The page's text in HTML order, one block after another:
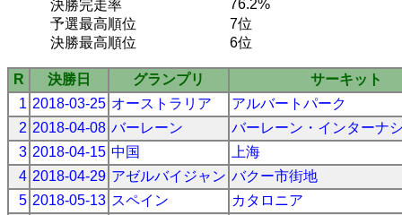
決勝完走率
76.2%
予選最高順位
7位
決勝最高順位
6位
R 決勝日 グランプリ
サーキット
1 2018-03-25 オーストラリア
アルバートパーク
2 2018-04-08 バーレーン
バーレーン・インターナ
3 2018-04-15 中国
上海
4 2018-04-29 アゼルバイジャン バクー市街地
5 2018-05-13 スペイン
カタロニア